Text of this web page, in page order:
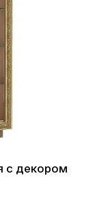
с декором